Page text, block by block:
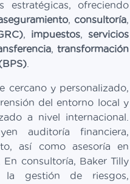
estratégicas, ofreciendo
, consultoría,
, impuestos, servicios
,transformación
cercano y personalizado,
del entorno local y
a nivel internacional.
auditoría financiera,
así como asesoría en
consultoría, Baker Tilly
la gestión de riesgos,